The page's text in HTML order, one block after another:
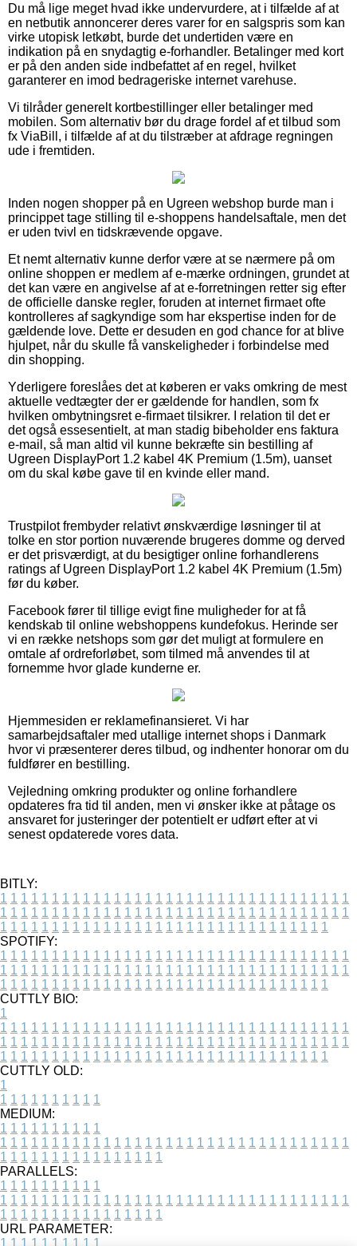
Du må lige meget hvad ikke undervurdere, at i tilfælde af at
en netbutik annoncerer deres varer for en salgspris som kan
virke utopisk letkøbt, burde det undertiden være en
indikation på en snydagtig e-forhandler. Betalinger med kort
er på den anden side indbefattet af en regel, hvilket
garanterer en imod bedrageriske internet varehuse.
Vi tilråder generelt kortbestillinger eller betalinger med
mobilen. Som alternativ bør du drage fordel af et tilbud som
fx ViaBill, i tilfælde af at du tilstræber at afdrage regningen
ude i fremtiden.
Inden nogen shopper på en Ugreen webshop burde man i
princippet tage stilling til e-shoppens handelsaftale, men det
er uden tvivl en tidskrævende opgave.
Et nemt alternativ kunne derfor være at se nærmere på om
online shoppen er medlem af e-mærke ordningen, grundet at
det kan være en angivelse af at e-forretningen retter sig efter
de officielle danske regler, foruden at internet firmaet ofte
kontrolleres af sagkyndige som har ekspertise inden for de
gældende love. Dette er desuden en god chance for at blive
hjulpet, når du skulle få vanskeligheder i forbindelse med
din shopping.
Yderligere foreslåes det at køberen er vaks omkring de mest
aktuelle vedtægter der er gældende for handlen, som fx
hvilken ombytningsret e-firmaet tilsikrer. I relation til det er
det også essesentielt, at man stadig bibeholder ens faktura
e-mail, så man altid vil kunne bekræfte sin bestilling af
Ugreen DisplayPort 1.2 kabel 4K Premium (1.5m), uanset
om du skal købe gave til en kvinde eller mand.
Trustpilot frembyder relativt ønskværdige løsninger til at
tolke en stor portion nuværende brugeres domme og derved
er det prisværdigt, at du besigtiger online forhandlerens
ratings af Ugreen DisplayPort 1.2 kabel 4K Premium (1.5m)
før du køber.
Facebook fører til tillige evigt fine muligheder for at få
kendskab til online webshoppens kundefokus. Herinde ser
vi en række netshops som gør det muligt at formulere en
omtale af ordreforløbet, som tilmed må anvendes til at
fornemme hvor glade kunderne er.
Hjemmesiden er reklamefinansieret. Vi har
samarbejdsaftaler med utallige internet shops i Danmark
hvor vi præsenterer deres tilbud, og indhenter honorar om du
fuldfører en bestilling.
Vejledning omkring produkter og online forhandlere
opdateres fra tid til anden, men vi ønsker ikke at påtage os
ansvaret for justeringer der potentielt er udført efter at vi
senest opdaterede vores data.
BITLY:
1 1 1 1 1 1 1 1 1 1 1 1 1 1 1 1 1 1 1 1 1 1 1 1 1 1 1 1 1 1 1 1 1 1
1 1 1 1 1 1 1 1 1 1 1 1 1 1 1 1 1 1 1 1 1 1 1 1 1 1 1 1 1 1 1 1 1 1
1 1 1 1 1 1 1 1 1 1 1 1 1 1 1 1 1 1 1 1 1 1 1 1 1 1 1 1 1 1 1 1
SPOTIFY:
1 1 1 1 1 1 1 1 1 1 1 1 1 1 1 1 1 1 1 1 1 1 1 1 1 1 1 1 1 1 1 1 1 1
1 1 1 1 1 1 1 1 1 1 1 1 1 1 1 1 1 1 1 1 1 1 1 1 1 1 1 1 1 1 1 1 1 1
1 1 1 1 1 1 1 1 1 1 1 1 1 1 1 1 1 1 1 1 1 1 1 1 1 1 1 1 1 1 1 1
CUTTLY BIO:
1
1 1 1 1 1 1 1 1 1 1 1 1 1 1 1 1 1 1 1 1 1 1 1 1 1 1 1 1 1 1 1 1 1 1
1 1 1 1 1 1 1 1 1 1 1 1 1 1 1 1 1 1 1 1 1 1 1 1 1 1 1 1 1 1 1 1 1 1
1 1 1 1 1 1 1 1 1 1 1 1 1 1 1 1 1 1 1 1 1 1 1 1 1 1 1 1 1 1 1 1
CUTTLY OLD:
1
1 1 1 1 1 1 1 1 1 1
MEDIUM:
1 1 1 1 1 1 1 1 1 1
1 1 1 1 1 1 1 1 1 1 1 1 1 1 1 1 1 1 1 1 1 1 1 1 1 1 1 1 1 1 1 1 1 1
1 1 1 1 1 1 1 1 1 1 1 1 1 1 1 1
PARALLELS:
1 1 1 1 1 1 1 1 1 1
1 1 1 1 1 1 1 1 1 1 1 1 1 1 1 1 1 1 1 1 1 1 1 1 1 1 1 1 1 1 1 1 1 1
1 1 1 1 1 1 1 1 1 1 1 1 1 1 1 1
URL PARAMETER:
1 1 1 1 1 1 1 1 1 1